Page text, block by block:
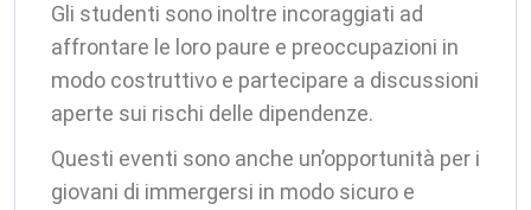
Gli studenti sono inoltre incoraggiati ad
affrontare le loro paure e preoccupazioni in
modo costruttivo e partecipare a discussioni
aperte sui rischi delle dipendenze.
Questi eventi sono anche un’opportunità per i
giovani di immergersi in modo sicuro e